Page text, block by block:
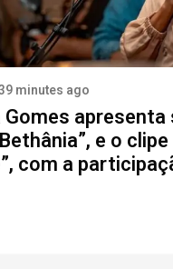
minutes ago
Gomes apresenta
e o
com a